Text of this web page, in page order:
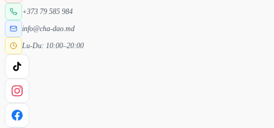
+373 79 585 984
info@cha-dao.md
Lu-Du: 10:00–20:00